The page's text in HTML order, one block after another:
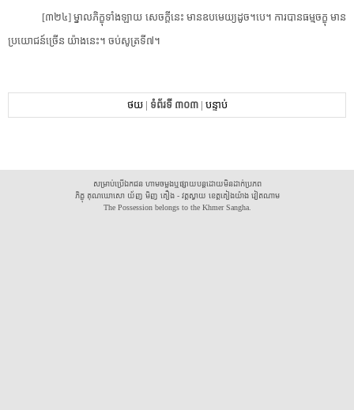
[​៣២៤​]​ ​ម្នាល​ភិក្ខុ​ទាំងឡាយ​ ​សេចក្តី​នេះ​ ​មាន​ឧបមេយ្យ​ដូច​។​បេ​។​ ​ការបាន​ធម្មចក្ខុ​ ​មាន
ប្រយោជន៍​ច្រើន​ ​យ៉ាងនេះ​។​ ​ចប់​សូត្រ​ទី៧​។​
ថយ| ទំព័រទី ៣០៣| បន្ទាប់
សម្រាប់ប្រើឯកជន ហាមចម្លងឬផ្សាយបន្តដោយមិនដាក់ប្រភព
ភិក្ខុ គុណឃោសោ យ័ញ មិញ គឿង - វត្តស្វាយ ខេត្តគៀងយ៉ាង វៀតណាម
The Possession belongs to the Khmer Sangha.